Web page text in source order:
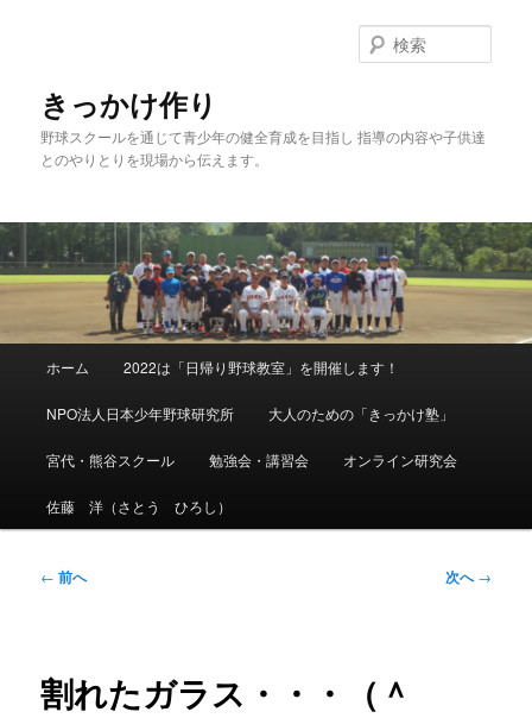
移
動
きっかけ作り
野球スクールを通じて青少年の健全育成を目指し 指導の内容や子供達
とのやりとりを現場から伝えます。
索
ホーム 2022は「日帰り野球教室」を開催します！
NPO法人日本少年野球研究所 大人のための「きっかけ塾」
宮代・熊谷スクール 勉強会・講習会 オンライン研究会
佐藤 洋（さとう ひろし）
投
ゲ
ー
← 前へ 次へ→
割れたガラス・・・（＾